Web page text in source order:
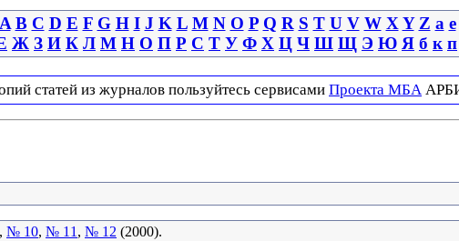
A B C D E F G H I J K L M N O P Q R S T U V W X Y Z a e
Ж З И К Л М Н О П Р С Т У Ф Х Ц Ч Ш Щ Э Ю Я б к п
статей из журналов пользуйтесь сервисами Проекта МБА
, № 10, № 11 , № 12 (2000).